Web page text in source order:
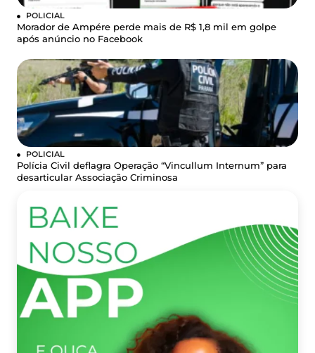
POLICIAL
Morador de Ampére perde mais de R$ 1,8 mil em golpe
após anúncio no Facebook
POLICIAL
Polícia Civil deflagra Operação “Vincullum Internum” para
desarticular Associação Criminosa